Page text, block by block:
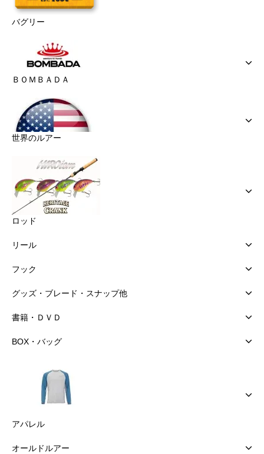
バグリー
ＢＯＭＢＡＤＡ
世界のルアー
ロッド
リール
フック
グッズ・ブレード・スナップ他
書籍・ＤＶＤ
BOX・バッグ
アパレル
オールドルアー